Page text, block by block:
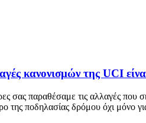
κανονισμών της UCI
σας παραθέσαμε τις αλλαγές που
της ποδηλασίας δρόμου όχι μόνο